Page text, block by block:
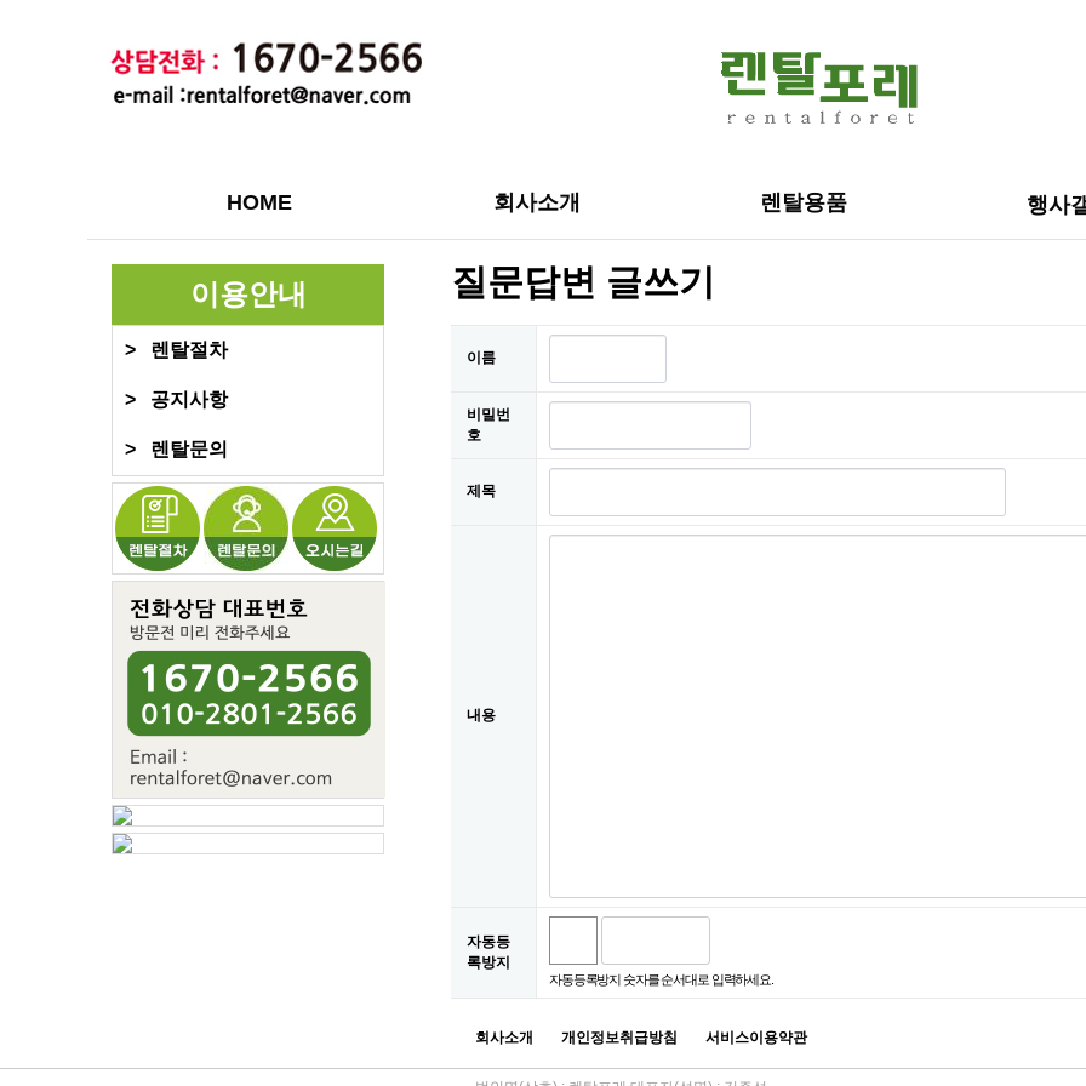
HOME 회사소개 렌탈용품
행사
하위분류
질문답변 글쓰기
이름
비밀번
호
제목
내용
자동등
록방지
자동등록방지 숫자를 순서대로 입력하세요.
이용안내
> 렌탈절차
> 공지사항
> 렌탈문의
회사소개 개인정보취급방침 서비스이용약관